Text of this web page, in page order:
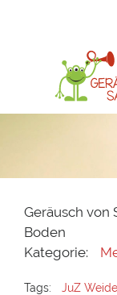
Geräusch von
Boden
Kategorie:
Tags: JuZ